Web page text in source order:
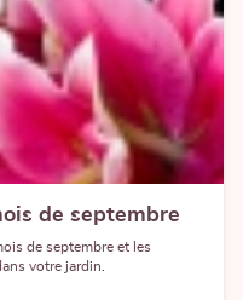
de septembre
de septembre et les
votre jardin.